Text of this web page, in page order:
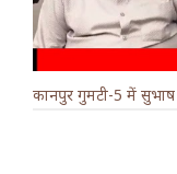
कानपुर गुमटी-5 में